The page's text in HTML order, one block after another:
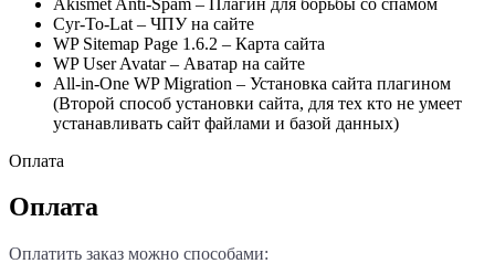
Cyr-To-Lat – ЧПУ на сайте
WP Sitemap Page 1.6.2 – Карта сайта
WP User Avatar – Аватар на сайте
All-in-One WP Migration – Установка сайта плагином
(Второй способ установки сайта, для тех кто не умеет
устанавливать сайт файлами и базой данных)
Оплата
Оплата
Оплатить заказ можно способами: